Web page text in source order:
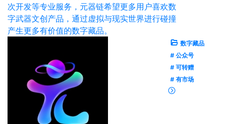
次开发等专业服务，元器链希望更多用户喜欢数
字武器文创产品，通过虚拟与现实世界进行碰撞
产生更多有价值的数字藏品。
数字藏品
# 公众号
# 可转赠
# 有市场